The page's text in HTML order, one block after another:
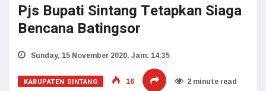
Pjs Bupati Sintang Tetapkan Siaga
Bencana Batingsor
Sunday, 15 November 2020. Jam: 14:35
KABUPATEN SINTANG 16 2 minute read